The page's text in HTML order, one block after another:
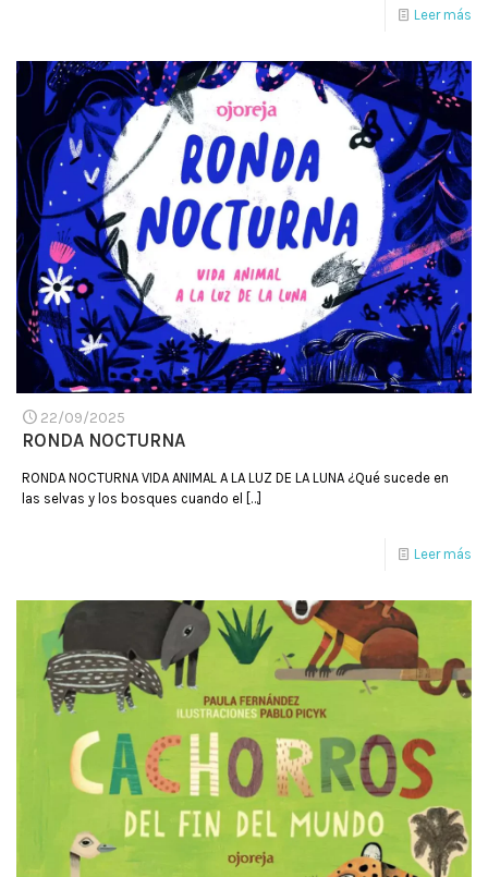
Leer más
22/09/2025
RONDA NOCTURNA
RONDA NOCTURNA VIDA ANIMAL A LA LUZ DE LA LUNA ¿Qué sucede en
las selvas y los bosques cuando el
[…]
Leer más